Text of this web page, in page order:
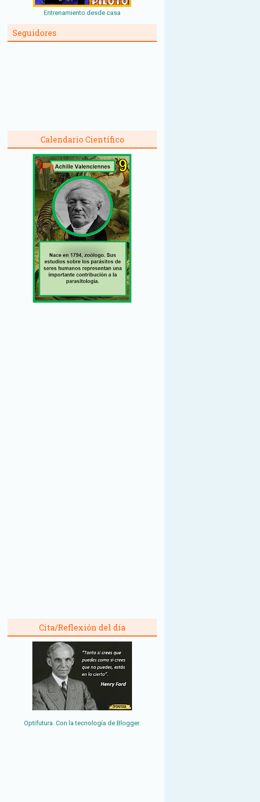
Entrenamiento desde casa
Seguidores
Calendario Científico
Cita/Reflexión del día
Optifutura. Con la tecnología de Blogger.